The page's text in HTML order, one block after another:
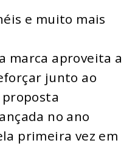
e muito mais
marca aproveita a
junto ao
no ano
primeira vez em